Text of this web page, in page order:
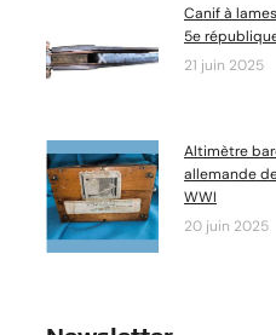
Canif à
5e
21 juin 2025
Altimètre
allemande
WWI
20 juin 2025